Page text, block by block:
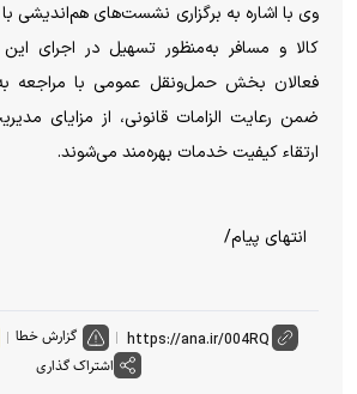
وی با اشاره به برگزاری نشست‌های هم‌اندیشی
کالا و مسافر به‌منظور تسهیل در اجرای این
فعالان بخش حمل‌ونقل عمومی با مراجعه
ضمن رعایت الزامات قانونی، از مزایای
ارتقاء کیفیت خدمات بهره‌مند می‌شوند.
انتهای پیام/
گزارش خطا
اشتراک گذاری